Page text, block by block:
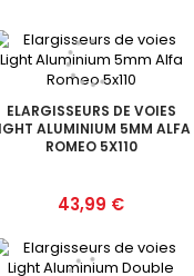
ELARGISSEURS DE VOIES
ALUMINIUM 5MM ALFA
ROMEO 5X110
Prix
43,99 €